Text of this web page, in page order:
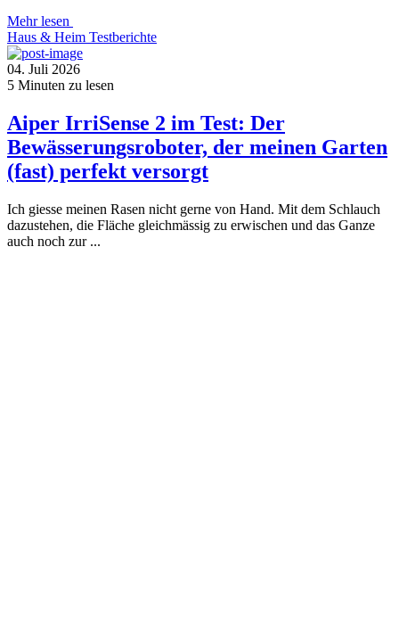
Mehr lesen
Haus & Heim Testberichte
04. Juli 2026
5 Minuten zu lesen
Aiper IrriSense 2 im Test: Der
Bewässerungsroboter, der meinen Garten
(fast) perfekt versorgt
Ich giesse meinen Rasen nicht gerne von Hand. Mit dem Schlauch
dazustehen, die Fläche gleichmässig zu erwischen und das Ganze
auch noch zur ...